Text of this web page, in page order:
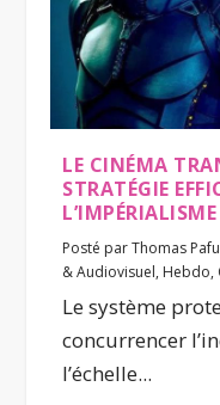
LE CINÉMA
STRATÉGIE
Posté parThomas
& Audiovisuel, Hebdo,
Le système
concurrencer
l’échelle...